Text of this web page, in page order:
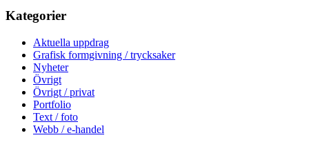
Kategorier
Aktuella uppdrag
Grafisk formgivning / trycksaker
Nyheter
Övrigt
Övrigt / privat
Portfolio
Text / foto
Webb / e-handel